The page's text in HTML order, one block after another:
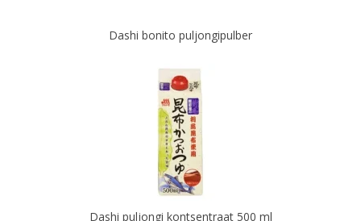
Dashi bonito puljongipulber
Dashi puljongi kontsentraat 500 ml